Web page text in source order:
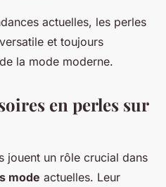
actuelles, les perles
et toujours
la mode moderne.
en perles sur
jouent un rôle crucial dans
mode actuelles. Leur